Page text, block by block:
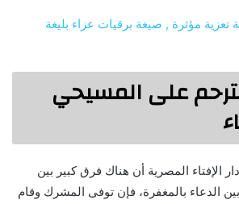
تعزية مؤثرة , صيغة برقيات عزاء بليغة
على المسيحي
الإفتاء المصرية أن هناك فرق كبير بين
الدعاء بالمغفرة، فإن توفى المشرك وقام